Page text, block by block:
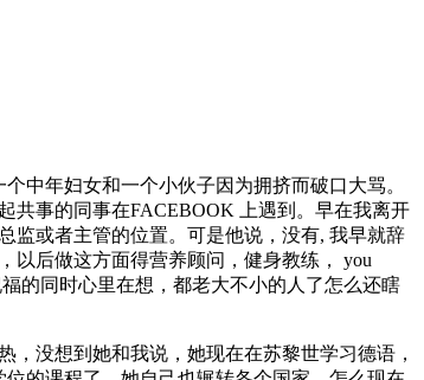
中年妇女和一个小伙子因为拥挤而破口大骂。
共事的同事在FACEBOOK 上遇到。早在我离开
监或者主管的位置。可是他说，没有, 我早就辞
以后做这方面得营养顾问，健身教练， you
的同时心里在想，都老大不小的人了怎么还瞎
没想到她和我说，她现在在苏黎世学习德语，